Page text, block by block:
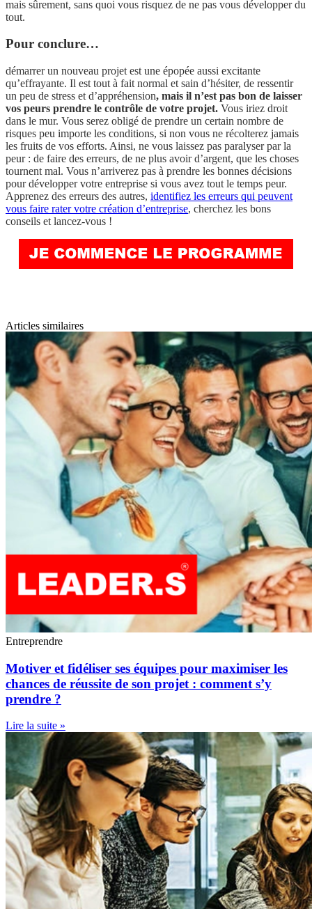
mais sûrement, sans quoi vous risquez de ne pas vous développer du
tout.
Pour conclure…
démarrer un nouveau projet est une épopée aussi excitante
qu’effrayante. Il est tout à fait normal et sain d’hésiter, de ressentir
un peu de stress et d’appréhension, mais il n’est pas bon de laisser
vos peurs prendre le contrôle de votre projet. Vous iriez droit
dans le mur. Vous serez obligé de prendre un certain nombre de
risques peu importe les conditions, si non vous ne récolterez jamais
les fruits de vos efforts. Ainsi, ne vous laissez pas paralyser par la
peur : de faire des erreurs, de ne plus avoir d’argent, que les choses
tournent mal. Vous n’arriverez pas à prendre les bonnes décisions
pour développer votre entreprise si vous avez tout le temps peur.
Apprenez des erreurs des autres, identifiez les erreurs qui peuvent
vous faire rater votre création d’entreprise, cherchez les bons
conseils et lancez-vous !
Articles similaires
Entreprendre
Motiver et fidéliser ses équipes pour maximiser les
chances de réussite de son projet : comment s’y
prendre ?
Lire la suite »